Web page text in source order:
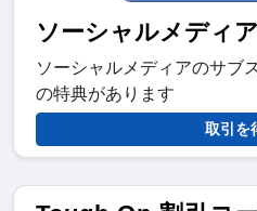
ソーシャルメディ
ソーシャルメディアのサブ
の特典があります
取引を